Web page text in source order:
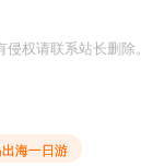
权请联系站长删除。
海一日游